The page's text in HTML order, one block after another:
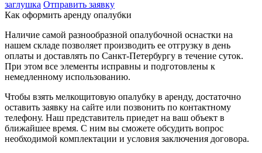
заглушка Отправить заявку
Как оформить аренду опалубки
Наличие самой разнообразной опалубочной оснастки на
нашем складе позволяет производить ее отгрузку в день
оплаты и доставлять по Санкт-Петербургу в течение суток.
При этом все элементы исправны и подготовлены к
немедленному использованию.
Чтобы взять мелкощитовую опалубку в аренду, достаточно
оставить заявку на сайте или позвонить по контактному
телефону. Наш представитель приедет на ваш объект в
ближайшее время. С ним вы сможете обсудить вопрос
необходимой комплектации и условия заключения договора.